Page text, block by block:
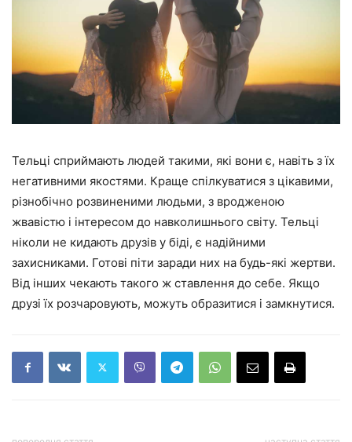
Тельці сприймають людей такими, які вони є, навіть з їх
негативними якостями. Краще спілкуватися з цікавими,
різнобічно розвиненими людьми, з вродженою
жвавістю і інтересом до навколишнього світу. Тельці
ніколи не кидають друзів у біді, є надійними
захисниками. Готові піти заради них на будь-які жертви.
Від інших чекають такого ж ставлення до себе. Якщо
друзі їх розчаровують, можуть образитися і замкнутися.